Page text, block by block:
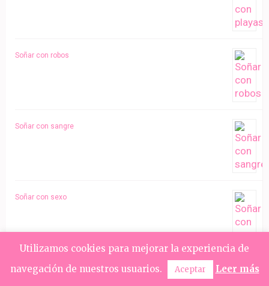
Soñar con robos
Soñar con sangre
Soñar con sexo
Soñar con tsunamis
Utilizamos cookies para mejorar la experiencia de
navegación de nuestros usuarios.
Aceptar Leer más